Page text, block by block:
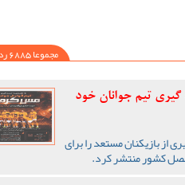
مجموعا 6885 ردیف یافت شد
تیم جوانان خود
از بازیکنان مستعد را برای
کشور منتشر کرد.